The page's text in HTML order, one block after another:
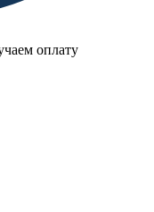
оплату